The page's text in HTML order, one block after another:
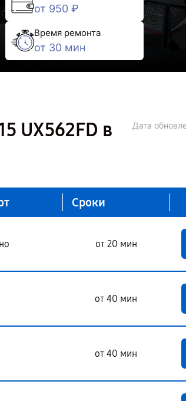
от 950 ₽
Время ремонта
от 30 мин
UX562FD в
Дата
Сроки
от 20 мин
от 40 мин
от 40 мин